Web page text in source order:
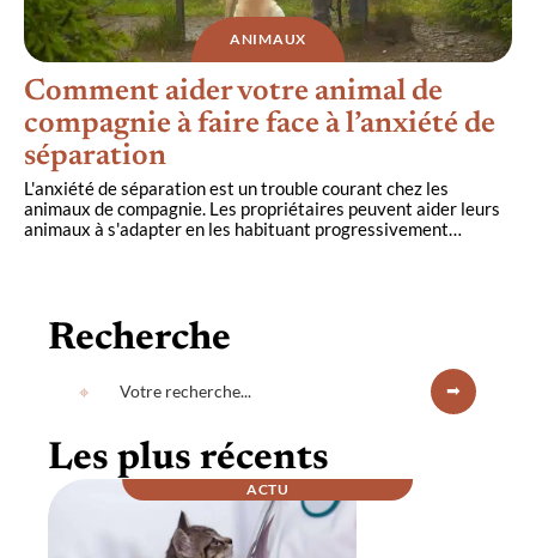
ANIMAUX
Comment aider votre animal de
compagnie à faire face à l’anxiété de
séparation
L'anxiété de séparation est un trouble courant chez les
animaux de compagnie. Les propriétaires peuvent aider leurs
animaux à s'adapter en les habituant progressivement
Recherche
Les plus récents
ACTU